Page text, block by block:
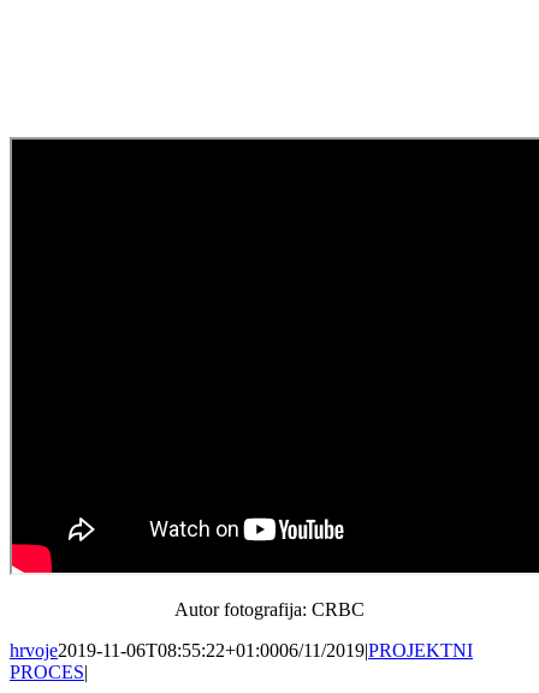
Autor fotografija: CRBC
hrvoje2019-11-06T08:55:22+01:0006/11/2019|PROJEKTNI
PROCES|